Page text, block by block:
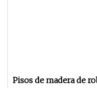
Pisos de madera de